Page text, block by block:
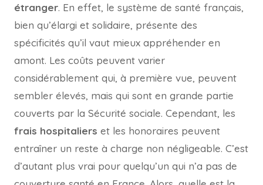
étranger. En effet, le système de santé français,
bien qu’élargi et solidaire, présente des
spécificités qu’il vaut mieux appréhender en
amont. Les coûts peuvent varier
considérablement qui, à première vue, peuvent
sembler élevés, mais qui sont en grande partie
couverts par la Sécurité sociale. Cependant, les
frais hospitaliers et les honoraires peuvent
entraîner un reste à charge non négligeable. C’est
d’autant plus vrai pour quelqu’un qui n’a pas de